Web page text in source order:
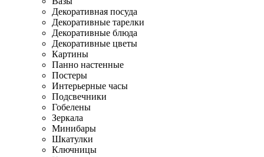
Декоративная посуда
Декоративные тарелки
Декоративные блюда
Декоративные цветы
Картины
Панно настенные
Постеры
Интерьерные часы
Подсвечники
Гобелены
Зеркала
Минибары
Шкатулки
Ключницы